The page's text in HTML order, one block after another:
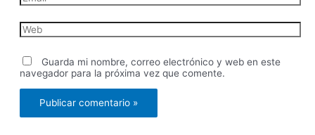
Web
Guarda mi nombre, correo electrónico y web en este
navegador para la próxima vez que comente.